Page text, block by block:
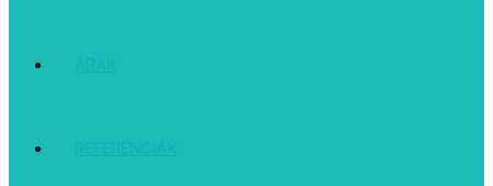
ÁRAK
REFERENCIÁK